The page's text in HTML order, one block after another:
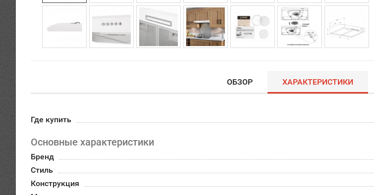
ОБЗОР ХАРАКТЕРИСТИКИ
Где купить
Основные характеристики
Бренд
Стиль
Конструкция